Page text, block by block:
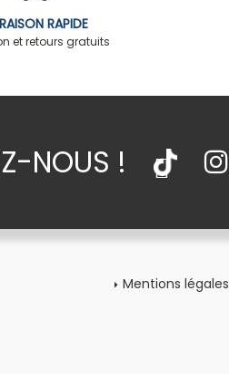
RAPIDE
et retours gratuits
NOUS !
Mentions légales